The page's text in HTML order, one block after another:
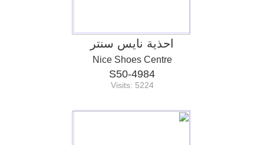
احذية نايس سنتر
Nice Shoes Centre
S50-4984
Visits: 5224